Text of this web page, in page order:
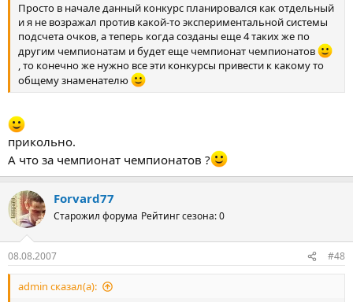
Просто в начале данный конкурс планировался как отдельный
и я не возражал против какой-то экспериментальной системы
подсчета очков, а теперь когда созданы еще 4 таких же по
другим чемпионатам и будет еще чемпионат чемпионатов
, то конечно же нужно все эти конкурсы привести к какому то
общему знаменателю
прикольно.
А что за чемпионат чемпионатов ?
Forvard77
Старожил форума Рейтинг сезона: 0
08.08.2007 #48
admin сказал(а):